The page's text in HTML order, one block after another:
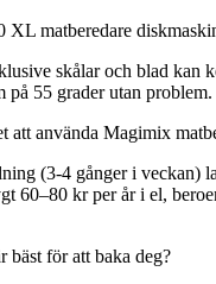
matberedare
skålar och blad kan
på 55 grader utan problem.
att använda Magimix
(3-4 gånger i veckan)
60–80 kr per år i el,
bäst för att baka deg?